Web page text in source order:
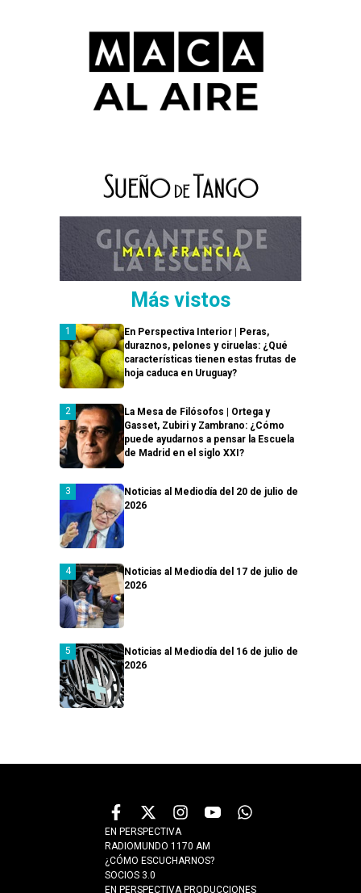
Más vistos
En Perspectiva Interior | Peras,
duraznos, pelones y ciruelas: ¿Qué
características tienen estas frutas de
hoja caduca en Uruguay?
La Mesa de Filósofos | Ortega y
Gasset, Zubiri y Zambrano: ¿Cómo
puede ayudarnos a pensar la Escuela
de Madrid en el siglo XXI?
Noticias al Mediodía del 20 de julio de
2026
Noticias al Mediodía del 17 de julio de
2026
Noticias al Mediodía del 16 de julio de
2026
EN PERSPECTIVA
RADIOMUNDO 1170 AM
¿CÓMO ESCUCHARNOS?
SOCIOS 3.0
EN PERSPECTIVA PRODUCCIONES